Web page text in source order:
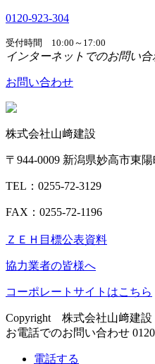
0120-923-304
受付時間 10:00～17:00
インターネットでのお問い合
お問い合わせ
株式会社山﨑建設
〒944-0009 新潟県妙高市東陽
TEL：0255-72-3129
FAX：0255-72-1196
ＺＥＨ目標公表資料
協力業者の皆様へ
コーポレートサイトはこちら
Copyright 株式会社山﨑建設
お電話でのお問い合わせ
電話する